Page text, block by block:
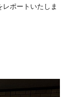
ポートいたしま